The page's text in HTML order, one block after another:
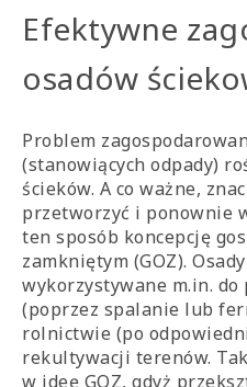
Efektywne
osadów
Problem
(stanowiących odpady)
ścieków. A co ważne,
przetworzyć i ponownie
ten sposób koncepcję
zamkniętym (GOZ).
wykorzystywane m.in.
(poprzez spalanie lub
rolnictwie (po
rekultywacji terenów.
w ideę GOZ, gdyż